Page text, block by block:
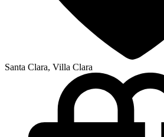
Santa Clara, Villa Clara